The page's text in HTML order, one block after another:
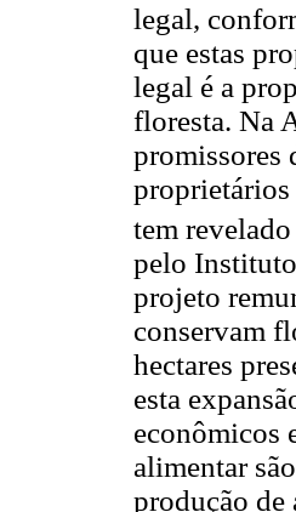
legal,
que estas
legal é a
floresta. Na
promissores
proprietários
tem
pelo
projeto
conservam
hectares
esta
econômicos
alimentar
produção de